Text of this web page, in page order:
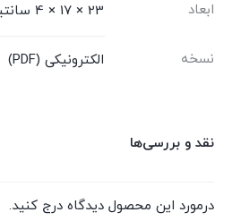
ابعاد 23 × 17 × 4 سانتیمتر
نسخه الکترونیکی (PDF)
نقد و بررسی‌ها
درمورد این محصول دیدگاه درج کنید.